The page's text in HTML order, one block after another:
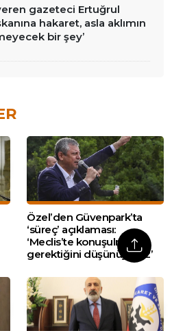
gazeteci Ertuğrul
hakaret, asla aklımın
bir şey’
Özel’den Güvenpark’ta
‘süreç’ açıklaması:
‘Meclis’te konuşulması
gerektiğini düşünüyoruz’